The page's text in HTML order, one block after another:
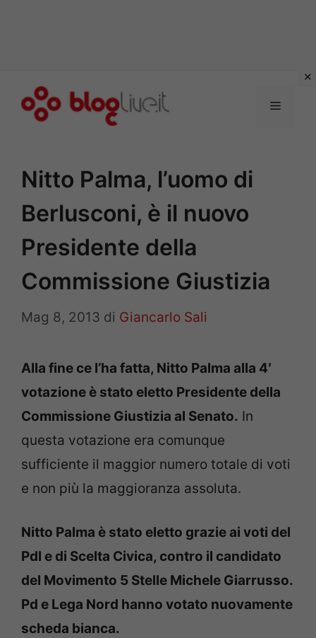
Menu
Nitto Palma, l’uomo di
Berlusconi, è il nuovo
Presidente della
Commissione Giustizia
Mag 8, 2013 di Giancarlo Sali
Alla fine ce l’ha fatta, Nitto Palma alla 4′
votazione è stato eletto Presidente della
Commissione Giustizia al Senato. In
questa votazione era comunque
sufficiente il maggior numero totale di voti
e non più la maggioranza assoluta.
Nitto Palma è stato eletto grazie ai voti del
Pdl e di Scelta Civica, contro il candidato
del Movimento 5 Stelle Michele Giarrusso.
Pd e Lega Nord hanno votato nuovamente
scheda bianca.